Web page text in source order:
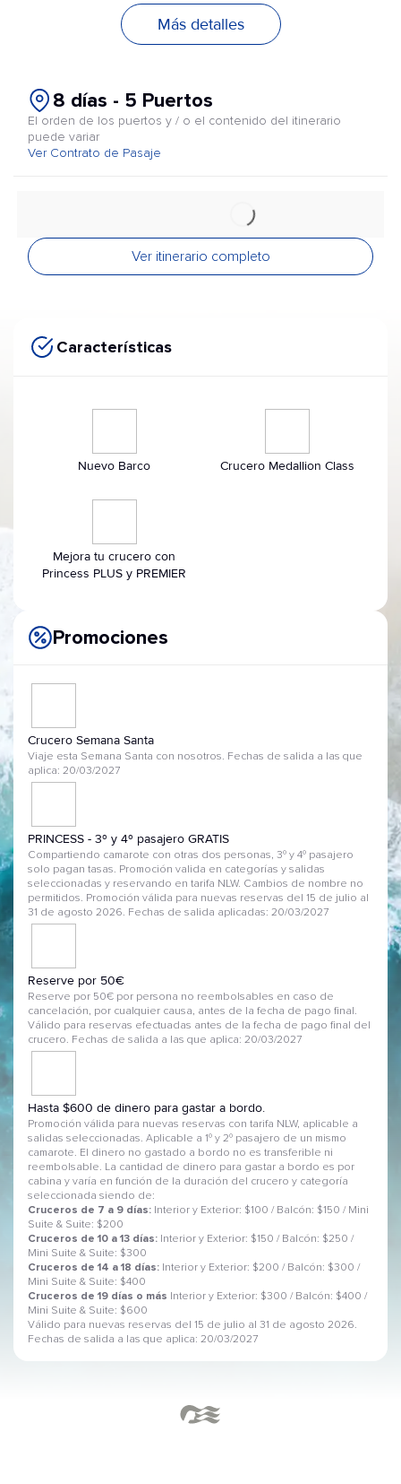
Más detalles
8 días - 5 Puertos
El orden de los puertos y / o el contenido del itinerario
puede variar
Ver Contrato de Pasaje
Ver itinerario completo
Características
Nuevo Barco Crucero Medallion Class
Mejora tu crucero con
Princess PLUS y PREMIER
Promociones
Crucero Semana Santa
Viaje esta Semana Santa con nosotros. Fechas de salida a las que
aplica: 20/03/2027
PRINCESS - 3º y 4º pasajero GRATIS
Compartiendo camarote con otras dos personas, 3º y 4º pasajero
solo pagan tasas. Promoción valida en categorías y salidas
seleccionadas y reservando en tarifa NLW. Cambios de nombre no
permitidos. Promoción válida para nuevas reservas del 15 de julio al
31 de agosto 2026. Fechas de salida aplicadas: 20/03/2027
Reserve por 50€
Reserve por 50€ por persona no reembolsables en caso de
cancelación, por cualquier causa, antes de la fecha de pago final.
Válido para reservas efectuadas antes de la fecha de pago final del
crucero. Fechas de salida a las que aplica: 20/03/2027
Hasta $600 de dinero para gastar a bordo.
Promoción válida para nuevas reservas con tarifa NLW, aplicable a
salidas seleccionadas. Aplicable a 1º y 2º pasajero de un mismo
camarote. El dinero no gastado a bordo no es transferible ni
reembolsable. La cantidad de dinero para gastar a bordo es por
cabina y varía en función de la duración del crucero y categoría
seleccionada siendo de:
Cruceros de 7 a 9 días: Interior y Exterior: $100 / Balcón: $150 / Mini
Suite & Suite: $200
Cruceros de 10 a 13 días: Interior y Exterior: $150 / Balcón: $250 /
Mini Suite & Suite: $300
Cruceros de 14 a 18 días: Interior y Exterior: $200 / Balcón: $300 /
Mini Suite & Suite: $400
Cruceros de 19 días o más
Interior y Exterior: $300 / Balcón: $400 /
Mini Suite & Suite: $600
Válido para nuevas reservas del 15 de julio al 31 de agosto 2026.
Fechas de salida a las que aplica: 20/03/2027